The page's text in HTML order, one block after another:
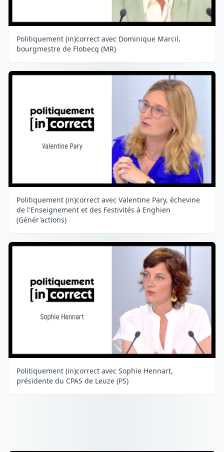
Politiquement (in)correct avec Dominique Marcil,
bourgmestre de Flobecq (MR)
Politiquement (in)correct avec Valentine Pary, échevine
de l'Enseignement et des Festivités à Enghien
(Génér'actions)
Politiquement (in)correct avec Sophie Hennart,
présidente du CPAS de Leuze (PS)